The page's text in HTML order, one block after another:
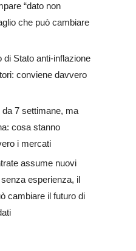
“dato non
che può cambiare
di Stato anti-inflazione
conviene davvero
7 settimane, ma
cosa stanno
i mercati
assume nuovi
esperienza, il
cambiare il futuro di